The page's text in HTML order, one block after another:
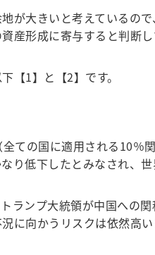
が大きいと考えているの
資産形成に寄与すると
【1】と【2】です。
ての国に適用される10
り低下したとみなされ、世
ランプ大統領が中国への
に向かうリスクは依然高い